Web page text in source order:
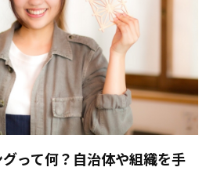
って何？自治体や組織を手